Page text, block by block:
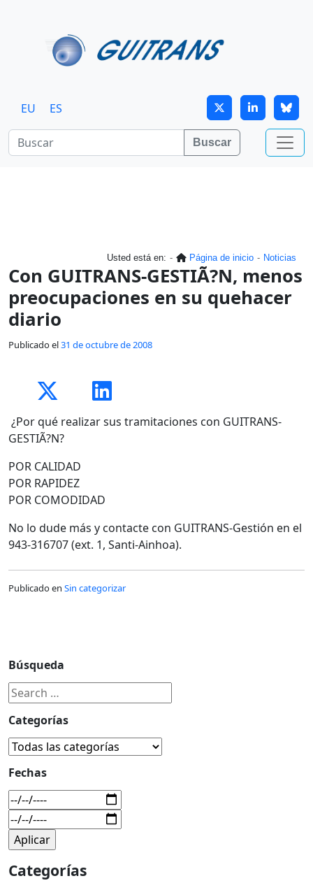
EU ES
Buscar
Usted está en: Página de inicio Noticias
Con GUITRANS-GESTIÃ?N, menos
preocupaciones en su quehacer
diario
Publicado el31 de octubre de 2008
¿Por qué realizar sus tramitaciones con GUITRANS-
GESTIÃ?N?
POR CALIDAD
POR RAPIDEZ
POR COMODIDAD
No lo dude más y contacte con GUITRANS-Gestión en el
943-316707 (ext. 1, Santi-Ainhoa).
Publicado en Sin categorizar
Búsqueda
Categorías
Fechas
Categorías